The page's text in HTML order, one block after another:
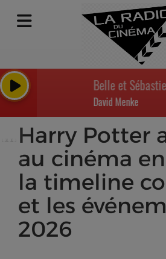
Belle et
David Menke
Harry Potter
au cinéma
la timeline
et les
2026